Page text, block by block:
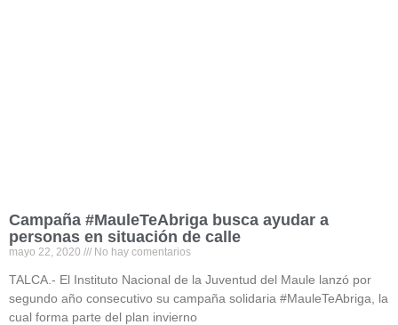
Campaña #MauleTeAbriga busca ayudar a
personas en situación de calle
mayo 22, 2020 No hay comentarios
TALCA.- El Instituto Nacional de la Juventud del Maule lanzó por
segundo año consecutivo su campaña solidaria #MauleTeAbriga, la
cual forma parte del plan invierno